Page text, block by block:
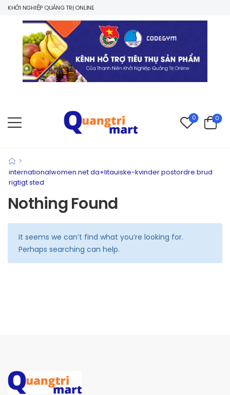
NGHIỆP QUẢNG TRỊ ONLINE
0 0
>
internationalwomen.net da+litauiske-kvinder postordre brud
rigtigt sted
Nothing Found
It seems we can’t find what you’re looking for.
Perhaps searching can help.